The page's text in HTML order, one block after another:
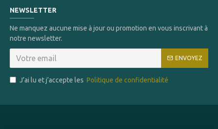
NEWSLETTER
Ne manquez aucune mise à jour ou promotion en vous inscrivant à
notre newsletter.
ENVOYEZ
J’ai lu et j’accepte les Politique de confidentialité